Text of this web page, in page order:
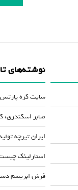
نوشته‌های
سایت کره
صابر اسکندری،
ایران تیرچه
استارلینک
فرش ابریشم